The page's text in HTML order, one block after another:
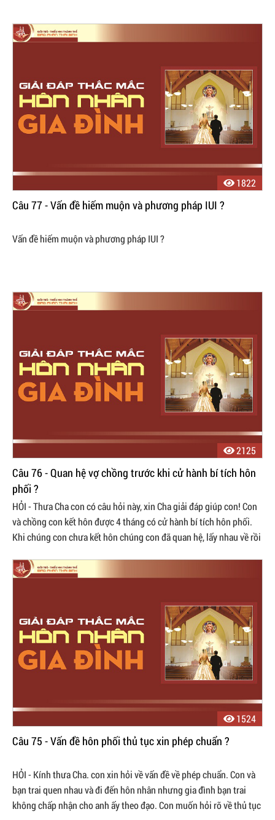
1822
Câu 77 - Vấn đề hiếm muộn và phương pháp IUI ?
Vấn đề hiếm muộn và phương pháp IUI ?
2125
Câu 76 - Quan hệ vợ chồng trước khi cử hành bí tích hôn
phối ?
HỎI - Thưa Cha con có câu hỏi này, xin Cha giải đáp giúp con! Con
và chồng con kết hôn được 4 tháng có cử hành bí tích hôn phối.
Khi chúng con chưa kết hôn chúng con đã quan hệ, lấy nhau về rồi
1524
Câu 75 - Vấn đề hôn phối thủ tục xin phép chuẩn ?
HỎI - Kính thưa Cha. con xin hỏi về vấn đề về phép chuẩn. Con và
bạn trai quen nhau và đi đến hôn nhân nhưng gia đình bạn trai
không chấp nhận cho anh ấy theo đạo. Con muốn hỏi rõ về thủ tục